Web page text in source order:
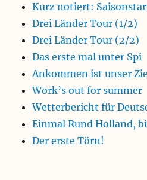
Kurz notiert:
Drei Länder Tour (1/2)
Drei Länder Tour (2/2)
Das erste mal unter Spi
Ankommen ist unser
Work’s out for summer
Wetterbericht für
Einmal Rund Holland,
Der erste Törn!